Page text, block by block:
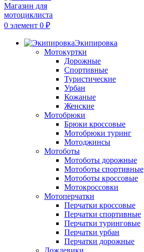
0 элемент 0 ₽
Экипировка
Мотокуртки
Дорожные
Спортивные
Туристические
Урбан
Кожаные
Женские
Мотобрюки
Брюки кроссовые
Мотобрюки туринг
Мотоджинсы
Мотоботы
Мотоботы дорожные
Мотоботы спортивные
Мотоботы кроссовые
Мотокроссовки
Мотоперчатки
Перчатки кроссовые
Перчатки спортивные
Перчатки туринговые
Перчатки урбан
Перчатки дорожные
Дождевики